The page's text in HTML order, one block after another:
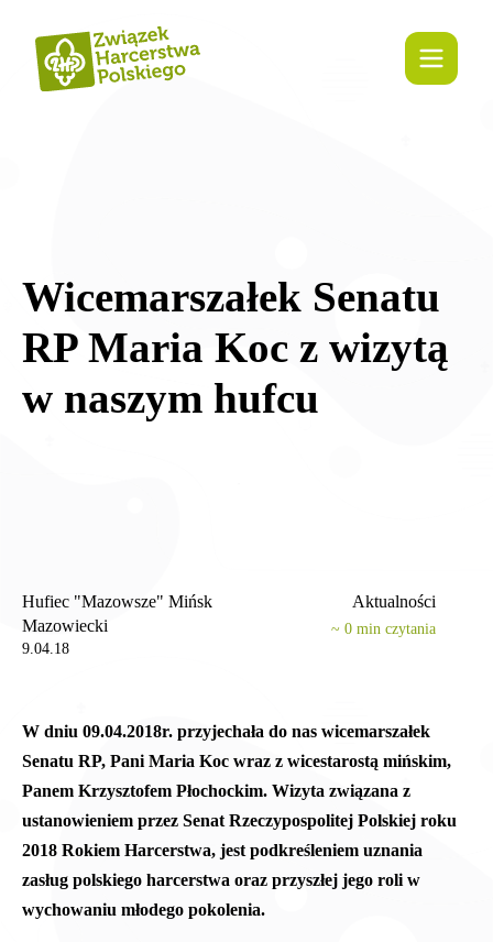
Wicemarszałek Senatu
RP Maria Koc z wizytą
w naszym hufcu
Hufiec "Mazowsze" Mińsk
Mazowiecki
9.04.18
Aktualności
~ 0 min czytania
W dniu 09.04.2018r. przyjechała do nas wicemarszałek
Senatu RP, Pani Maria Koc wraz z wicestarostą mińskim,
Panem Krzysztofem Płochockim. Wizyta związana z
ustanowieniem przez Senat Rzeczypospolitej Polskiej roku
2018 Rokiem Harcerstwa, jest podkreśleniem uznania
zasług polskiego harcerstwa oraz przyszłej jego roli w
wychowaniu młodego pokolenia.